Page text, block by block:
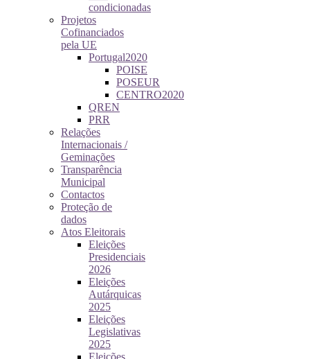
condicionadas
Projetos
Cofinanciados
pela UE
Portugal2020
POISE
POSEUR
CENTRO2020
QREN
PRR
Relações
Internacionais /
Geminações
Transparência
Municipal
Contactos
Proteção de
dados
Atos Eleitorais
Eleições
Presidenciais
2026
Eleições
Autárquicas
2025
Eleições
Legislativas
2025
Eleições